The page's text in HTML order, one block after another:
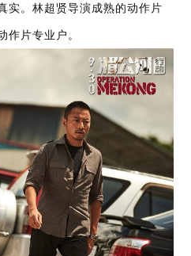
实。林超贤导演成熟的动作片
作片专业户。